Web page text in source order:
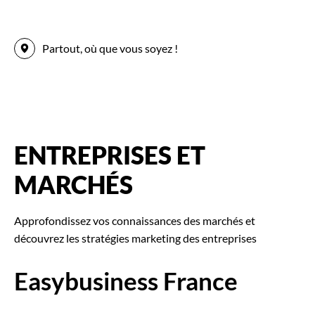
Partout, où que vous soyez !
ENTREPRISES ET
MARCHÉS
Approfondissez vos connaissances des marchés et
découvrez les stratégies marketing des entreprises
Easybusiness France